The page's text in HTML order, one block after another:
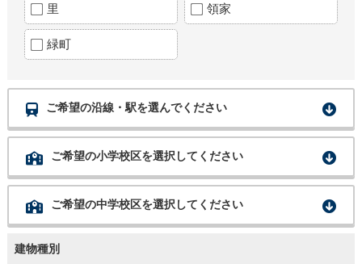
里 領家
緑町
ご希望の沿線・駅を選んでください
ご希望の小学校区を選択してください
ご希望の中学校区を選択してください
建物種別